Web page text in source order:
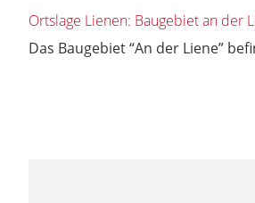
Ortslage Lienen: Baugebiet an der
Das Baugebiet “An der Liene”